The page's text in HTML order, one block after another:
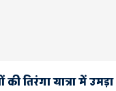
की तिरंगा यात्रा में